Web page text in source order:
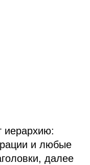
иерархию:
и любые
далее